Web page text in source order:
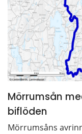
Mörrumsån
biflöden
Mörrumsåns